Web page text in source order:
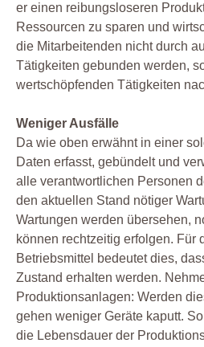
er einen reibungsloseren
Ressourcen zu sparen und
die Mitarbeitenden nicht durch
Tätigkeiten gebunden werden,
wertschöpfenden Tätigkeiten
Weniger Ausfälle
Da wie oben erwähnt in einer
Daten erfasst, gebündelt und
alle verantwortlichen Personen
den aktuellen Stand nötiger
Wartungen werden übersehen,
können rechtzeitig erfolgen. Für
Betriebsmittel bedeutet dies,
Zustand erhalten werden.
Produktionsanlagen: Werden
gehen weniger Geräte kaputt.
die Lebensdauer der